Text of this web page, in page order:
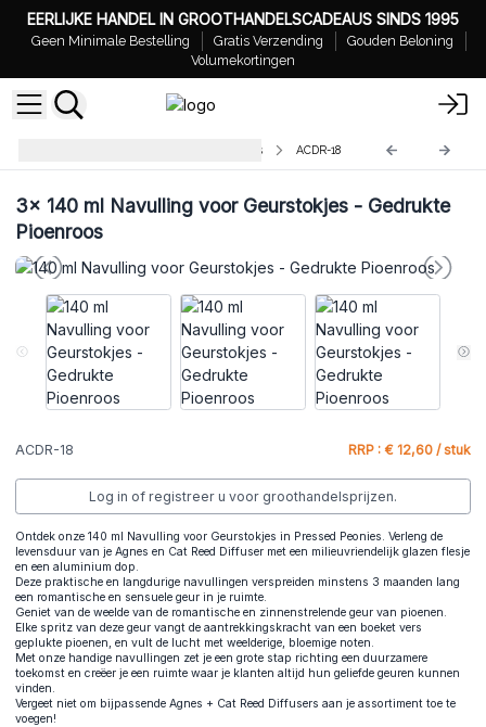
EERLIJKE HANDEL IN GROOTHANDELSCADEAUS SINDS 1995
Geen Minimale Bestelling Gratis Verzending
Gouden Beloning
Volumekortingen
140 ml Navulling voor Geurstokjes ACDR-18
3x 140 ml Navulling voor Geurstokjes - Gedrukte
Pioenroos
ACDR-18 RRP : € 12,60 / stuk
Log in of registreer u voor groothandelsprijzen.
Ontdek onze 140 ml Navulling voor Geurstokjes in Pressed Peonies. Verleng de
levensduur van je Agnes en Cat Reed Diffuser met een milieuvriendelijk glazen flesje
en een aluminium dop.
Deze praktische en langdurige navullingen verspreiden minstens 3 maanden lang
een romantische en sensuele geur in je ruimte.
Geniet van de weelde van de romantische en zinnenstrelende geur van pioenen.
Elke spritz van deze geur vangt de aantrekkingskracht van een boeket vers
geplukte pioenen, en vult de lucht met weelderige, bloemige noten.
Met onze handige navullingen zet je een grote stap richting een duurzamere
toekomst en creëer je een ruimte waar je klanten altijd hun geliefde geuren kunnen
vinden.
Vergeet niet om bijpassende Agnes + Cat Reed Diffusers aan je assortiment toe te
voegen!